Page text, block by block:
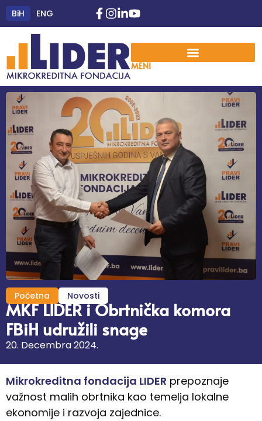
BiH ENG
MENI
Početna Novosti
MKF LIDER i Obrtnička komora
FBiH udružili snage
20. Decembra 2024.
Mikrokreditna fondacija LIDER prepoznaje
važnost malih obrtnika kao temelja lokalne
ekonomije i razvoja zajednice.